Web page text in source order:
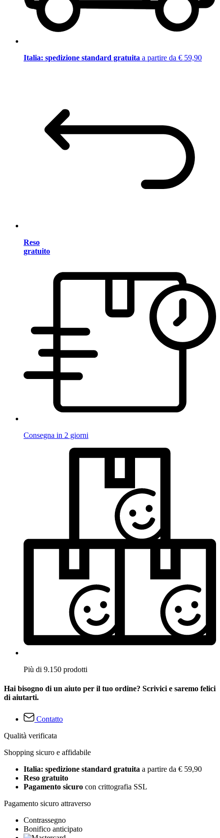
Italia: spedizione standard gratuita a partire da € 59,90
Reso
gratuito
Consegna in 2 giorni
Più di 9.150 prodotti
Hai bisogno di un aiuto per il tuo ordine? Scrivici e saremo felici
di aiutarti.
Contatto
Qualità verificata
Shopping sicuro e affidabile
Italia: spedizione standard gratuita a partire da € 59,90
Reso gratuito
Pagamento sicuro con crittografia SSL
Pagamento sicuro attraverso
Contrassegno
Bonifico anticipato